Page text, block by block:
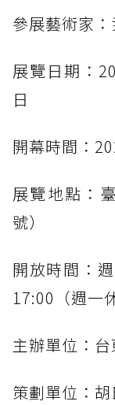
參展藝術家
展覽日期：
日
開幕時間：
展覽地點：
號）
開放時間：
17:00（週一
主辦單位：
策劃單位：